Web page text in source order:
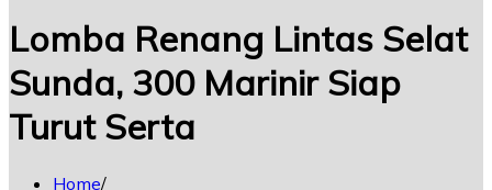
Lomba Renang Lintas Selat
Sunda, 300 Marinir Siap
Turut Serta
Home